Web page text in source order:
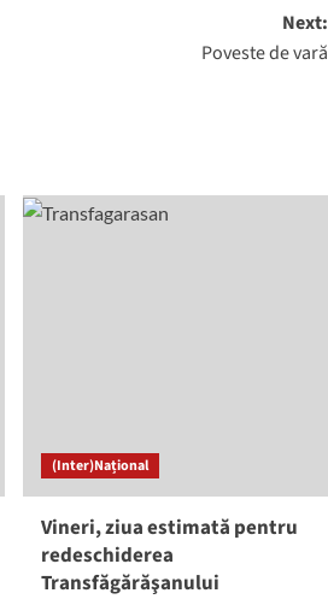
Next:
Poveste de vară
(Inter)Național
Vineri, ziua estimată pentru
redeschiderea
Transfăgărăşanului